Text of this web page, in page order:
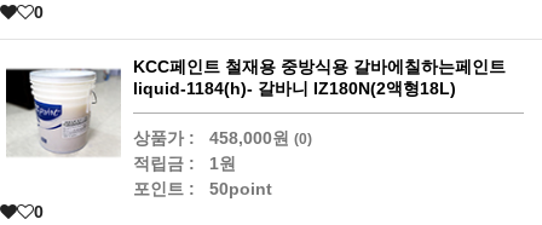
0
KCC페인트 철재용 중방식용 갈바에칠하는페인트
liquid-1184(h)- 갈바니 IZ180N(2액형18L)
상품가 : 458,000원 (0)
적립금 :
1원
포인트 :
50point
0